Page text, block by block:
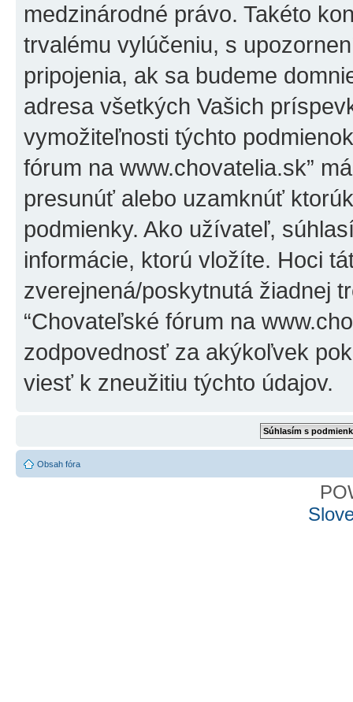
medzinárodné právo. Takéto
trvalému vylúčeniu, s
pripojenia, ak sa budeme
adresa všetkých Vašich
vymožiteľnosti týchto
fórum na www.chovatelia.sk”
presunúť alebo uzamknúť
podmienky. Ako užívateľ,
informácie, ktorú vložíte. Hoci
zverejnená/poskytnutá žiadnej
“Chovateľské fórum na
zodpovednosť za akýkoľvek
viesť k zneužitiu týchto údajov.
Obsah fóra